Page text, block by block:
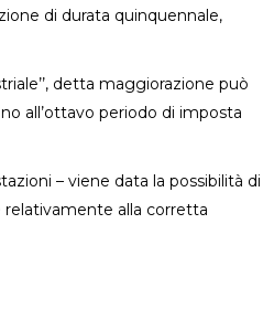
di durata quinquennale,
detta maggiorazione può
all’ottavo periodo di imposta
– viene data la possibilità di
relativamente alla corretta